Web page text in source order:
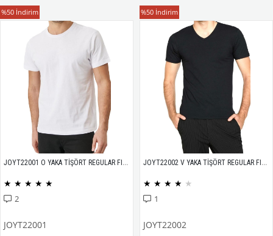
T-Shirt
JOYT22001 O YAKA TİŞÖRT REGULAR FIT %100 PAMUK COMPACK PENYE
★ ★ ★ ★ ★
2
JOYT22001
%50 İndirim T-Shirt
JOYT22002 V YAKA TİŞÖRT REGULAR FIT %100 PAMUK COMPACK PENYE
★ ★ ★ ★ ★
1
JOYT22002
%50 İndirim